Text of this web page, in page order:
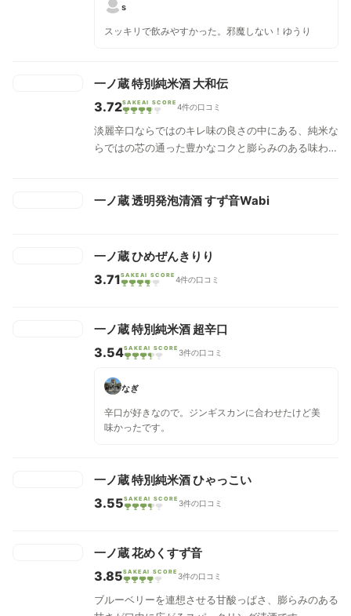
s
スッキリで飲みやすかった。邪魔しない！ゆうり
一ノ蔵 特別純米酒 大和伝
3.72SAKEAI SCORE 4件の口コミ
淡麗辛口ならではのキレ味の良さの中にある、純米な
らではの芯の通った豊かなコクと膨らみのある味わ
一ノ蔵 透明発泡清酒 すず音Wabi
一ノ蔵 ひめぜんきりり
3.71SAKEAI SCORE 4件の口コミ
一ノ蔵 特別純米酒 超辛口
3.54SAKEAI SCORE 3件の口コミ
なぎ
辛口が好きなので。ジンギスカンに合わせたけど美
味かったです。
一ノ蔵 特別純米酒 ひゃっこい
3.55SAKEAI SCORE 3件の口コミ
一ノ蔵 花めくすず音
3.85SAKEAI SCORE 3件の口コミ
ブルーベリーを連想させる甘酸っぱさ、膨らみのある